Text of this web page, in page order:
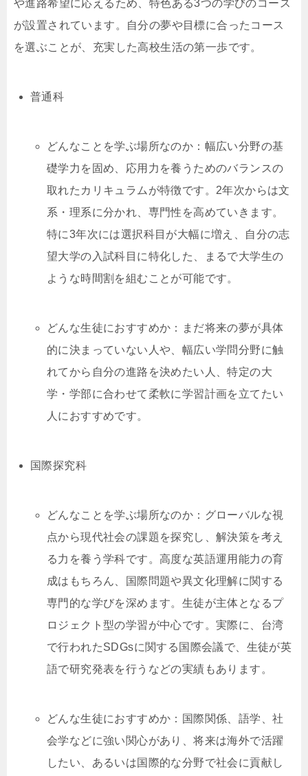
や進路希望に応えるため、特色ある3つの学びのコース
が設置されています。自分の夢や目標に合ったコース
を選ぶことが、充実した高校生活の第一歩です。
普通科
どんなことを学ぶ場所なのか：幅広い分野の基
礎学力を固め、応用力を養うためのバランスの
取れたカリキュラムが特徴です。2年次からは文
系・理系に分かれ、専門性を高めていきます。
特に3年次には選択科目が大幅に増え、自分の志
望大学の入試科目に特化した、まるで大学生の
ような時間割を組むことが可能です。
どんな生徒におすすめか：まだ将来の夢が具体
的に決まっていない人や、幅広い学問分野に触
れてから自分の進路を決めたい人、特定の大
学・学部に合わせて柔軟に学習計画を立てたい
人におすすめです。
国際探究科
どんなことを学ぶ場所なのか：グローバルな視
点から現代社会の課題を探究し、解決策を考え
る力を養う学科です。高度な英語運用能力の育
成はもちろん、国際問題や異文化理解に関する
専門的な学びを深めます。生徒が主体となるプ
ロジェクト型の学習が中心です。実際に、台湾
で行われたSDGsに関する国際会議で、生徒が英
語で研究発表を行うなどの実績もあります。
どんな生徒におすすめか：国際関係、語学、社
会学などに強い関心があり、将来は海外で活躍
したい、あるいは国際的な分野で社会に貢献し